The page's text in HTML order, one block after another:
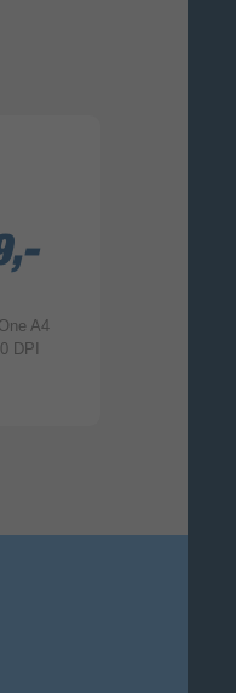
A4
DPI